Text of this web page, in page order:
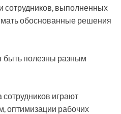
сотрудников, выполненных
обоснованные решения
быть полезны разным
играют
оптимизации рабочих